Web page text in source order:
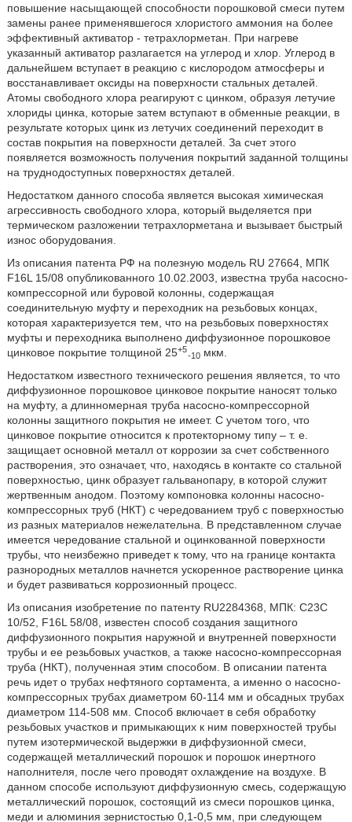
повышение насыщающей способности порошковой смеси путем
замены ранее применявшегося хлористого аммония на более
эффективный активатор - тетрахлорметан. При нагреве
указанный активатор разлагается на углерод и хлор. Углерод в
дальнейшем вступает в реакцию с кислородом атмосферы и
восстанавливает оксиды на поверхности стальных деталей.
Атомы свободного хлора реагируют с цинком, образуя летучие
хлориды цинка, которые затем вступают в обменные реакции, в
результате которых цинк из летучих соединений переходит в
состав покрытия на поверхности деталей. За счет этого
появляется возможность получения покрытий заданной толщины
на труднодоступных поверхностях деталей.
Недостатком данного способа является высокая химическая
агрессивность свободного хлора, который выделяется при
термическом разложении тетрахлорметана и вызывает быстрый
износ оборудования.
Из описания патента РФ на полезную модель RU 27664, МПК
F16L 15/08 опубликованного 10.02.2003, известна труба насосно-
компрессорной или буровой колонны, содержащая
соединительную муфту и переходник на резьбовых концах,
которая характеризуется тем, что на резьбовых поверхностях
муфты и переходника выполнено диффузионное порошковое
цинковое покрытие толщиной 25+5
-10мкм.
Недостатком известного технического решения является, то что
диффузионное порошковое цинковое покрытие наносят только
на муфту, а длинномерная труба насосно-компрессорной
колонны защитного покрытия не имеет. С учетом того, что
цинковое покрытие относится к протекторному типу – т. е.
защищает основной металл от коррозии за счет собственного
растворения, это означает, что, находясь в контакте со стальной
поверхностью, цинк образует гальванопару, в которой служит
жертвенным анодом. Поэтому компоновка колонны насосно-
компрессорных труб (НКТ) с чередованием труб с поверхностью
из разных материалов нежелательна. В представленном случае
имеется чередование стальной и оцинкованной поверхности
трубы, что неизбежно приведет к тому, что на границе контакта
разнородных металлов начнется ускоренное растворение цинка
и будет развиваться коррозионный процесс.
Из описания изобретение по патенту RU2284368, МПК: C23C
10/52, F16L 58/08, известен способ создания защитного
диффузионного покрытия наружной и внутренней поверхности
трубы и ее резьбовых участков, а также насосно-компрессорная
труба (НКТ), полученная этим способом. В описании патента
речь идет о трубах нефтяного сортамента, а именно о насосно-
компрессорных трубах диаметром 60-114 мм и обсадных трубах
диаметром 114-508 мм. Способ включает в себя обработку
резьбовых участков и примыкающих к ним поверхностей трубы
путем изотермической выдержки в диффузионной смеси,
содержащей металлический порошок и порошок инертного
наполнителя, после чего проводят охлаждение на воздухе. В
данном способе используют диффузионную смесь, содержащую
металлический порошок, состоящий из смеси порошков цинка,
меди и алюминия зернистостью 0,1-0,5 мм, при следующем